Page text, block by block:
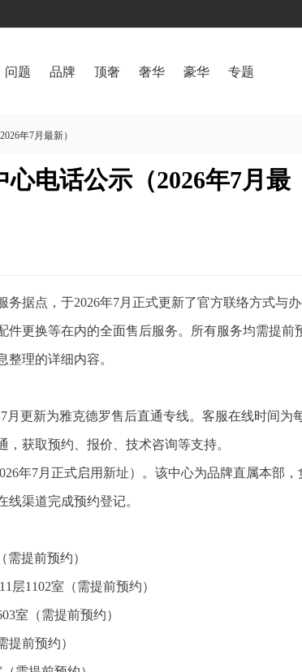
问题 品牌 顶奢 奢华 豪华 专题
年7月最新）
电话公示（2026年7月最
据点，于2026年7月正式更新了官方联络方式与
更换等在内的全面售后服务。所有服务均需提前
理的详细内容。
月更新为雅克德罗售后直通专线。客服在线时间为
获取预约、报价、技术咨询等支持。
年7月正式启用新址）。该中心为品牌直属本部，
渠道完成预约登记。
提前预约）
层1102室（需提前预约）
室（需提前预约）
提前预约）